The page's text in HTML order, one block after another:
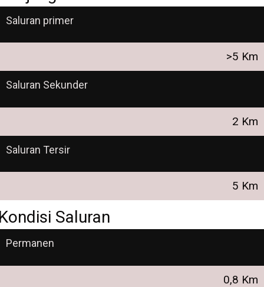
Saluran primer
>5 Km
Saluran Sekunder
2 Km
Saluran Tersir
5 Km
Saluran
Permanen
0,8 Km